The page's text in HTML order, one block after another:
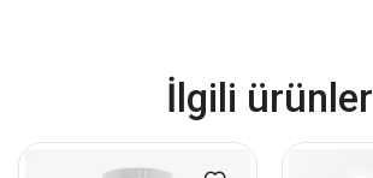
İlgili ürünler